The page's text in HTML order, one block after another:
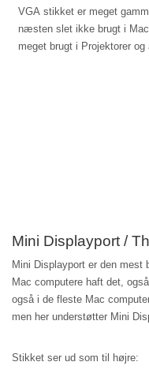
VGA stikket er meget
næsten slet ikke brugt i
meget brugt i Projektorer
Mini Displayport /
Mini Displayport er den mest
Mac computere haft det,
også i de fleste Mac
men her understøtter Mini
Stikket ser ud som til højre: